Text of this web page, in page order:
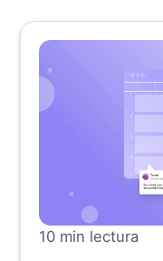
10 min lectura